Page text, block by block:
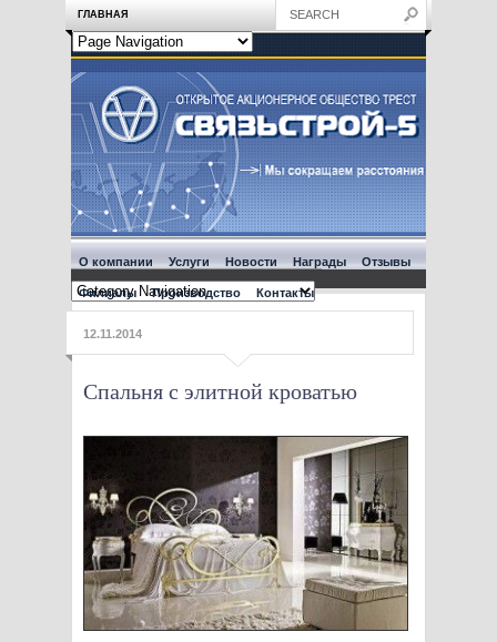
ГЛАВНАЯ
О компании Услуги Новости Награды Отзывы
Филиалы Производство Контакты
12.11.2014
Спальня с элитной кроватью